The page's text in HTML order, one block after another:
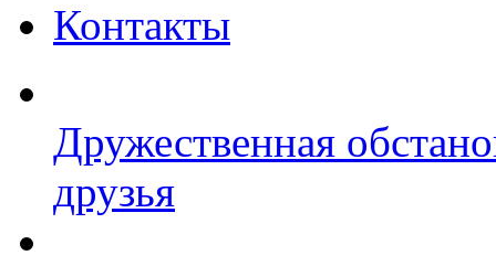
Контакты
Дружественная
друзья